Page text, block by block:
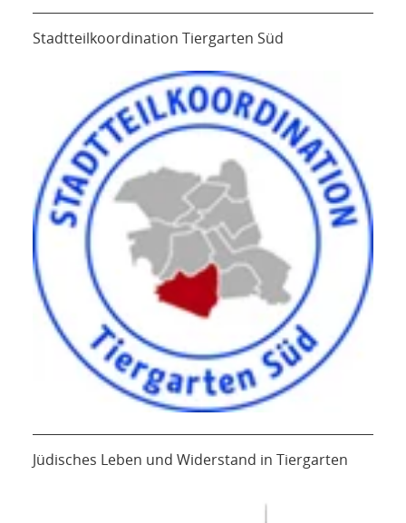
Stadtteilkoordination Tiergarten Süd
Jüdisches Leben und Widerstand in Tiergarten